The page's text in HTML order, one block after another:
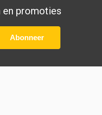
en promoties
Abonneer